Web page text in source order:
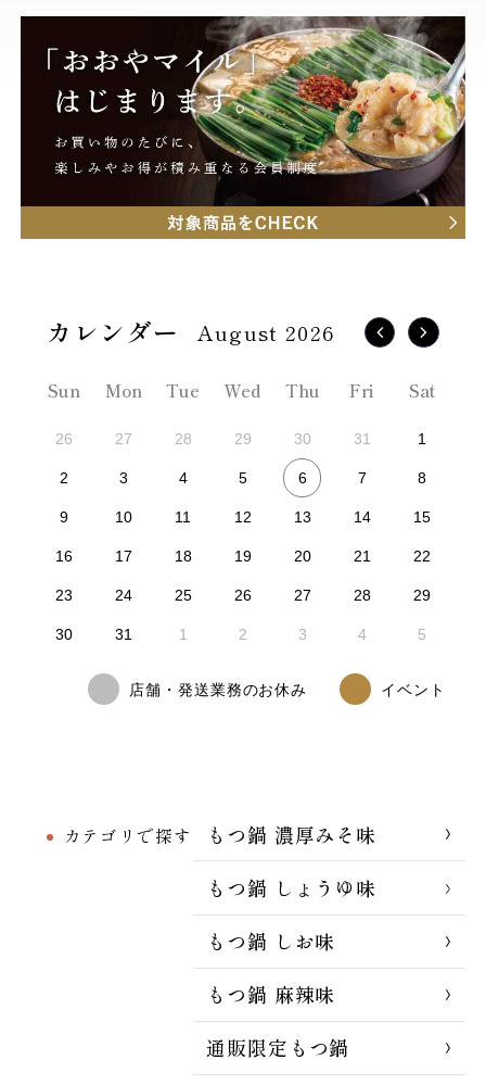
カテゴリで探す
もつ鍋 濃厚みそ味
もつ鍋 しょうゆ味
もつ鍋 しお味
もつ鍋 麻辣味
通販限定もつ鍋
August 2026
Sun Mon Tue Wed Thu Fri Sat
26 27 28 29 30 31 1
2 3 4 5 6 7 8
9 10 11 12 13 14 15
16 17 18 19 20 21 22
23 24 25 26 27 28 29
30 31 1 2 3 4 5
店舗・発送業務のお休み イベント